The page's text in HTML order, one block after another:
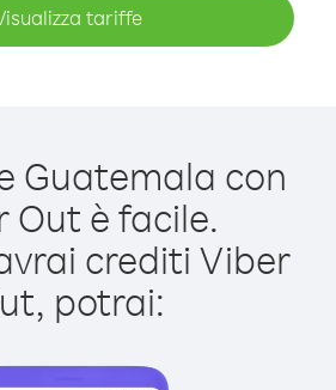
tariffe
Guatemala con
Out è facile.
crediti Viber
potrai: